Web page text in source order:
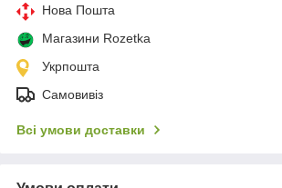
Нова Пошта
Магазини Rozetka
Укрпошта
Самовивіз
Всі умови доставки